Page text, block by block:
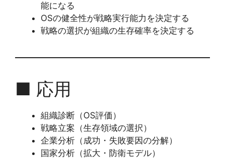
能になる
OSの健全性が戦略実行能力を決定する
戦略の選択が組織の生存確率を決定する
■ 応用
組織診断（OS評価）
戦略立案（生存領域の選択）
企業分析（成功・失敗要因の分解）
国家分析（拡大・防衛モデル）